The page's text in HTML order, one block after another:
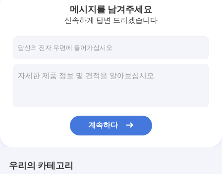
메시지를 남겨주세요
신속하게 답변 드리겠습니다
계속하다
우리의 카테고리